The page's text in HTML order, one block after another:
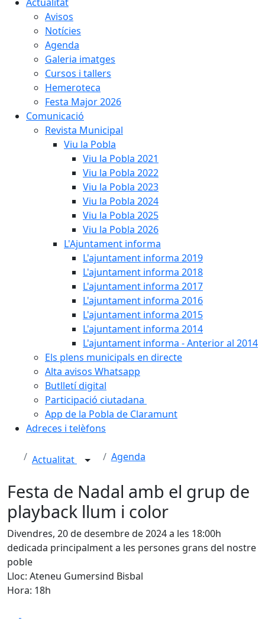
Avisos
Notícies
Agenda
Galeria imatges
Cursos i tallers
Hemeroteca
Festa Major 2026
Comunicació
Revista Municipal
Viu la Pobla
Viu la Pobla 2021
Viu la Pobla 2022
Viu la Pobla 2023
Viu la Pobla 2024
Viu la Pobla 2025
Viu la Pobla 2026
L'Ajuntament informa
L'ajuntament informa 2019
L'ajuntament informa 2018
L'ajuntament informa 2017
L'ajuntament informa 2016
L'ajuntament informa 2015
L'ajuntament informa 2014
L'ajuntament informa - Anterior al 2014
Els plens municipals en directe
Alta avisos Whatsapp
Butlletí digital
Participació ciutadana
App de la Pobla de Claramunt
Adreces i telèfons
Actualitat Agenda
Festa de Nadal amb el grup de
playback llum i color
Divendres, 20 de desembre de 2024 a les 18:00h
dedicada principalment a les persones grans del nostre
poble
Lloc: Ateneu Gumersind Bisbal
Hora: 18h